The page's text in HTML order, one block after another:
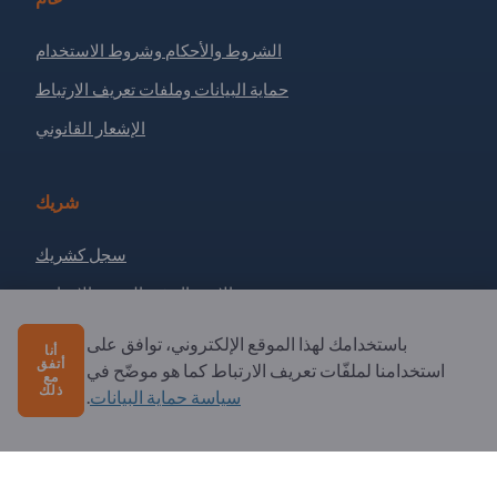
الشروط والأحكام وشروط الاستخدام
حماية البيانات وملفات تعريف الارتباط
الإشعار القانوني
شريك
سجل كشريك
الاشتراك في النشرة الإخبارية
لديك أسئلة؟
الأسئلة الشائعة
خدماتنا التي نقدمها
باستخدامك لهذا الموقع الإلكتروني، توافق على
استخدامنا لملفّات تعريف الارتباط كما هو موضّح في
سياسة حماية البيانات.
أنا
أتفق
مع
ذلك